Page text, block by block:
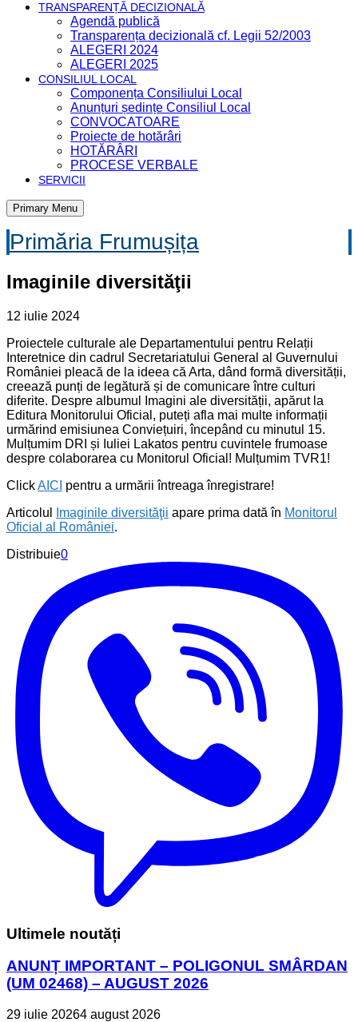
TRANSPARENȚĂ DECIZIONALĂ
Agendă publică
Transparența decizională cf. Legii 52/2003
ALEGERI 2024
ALEGERI 2025
CONSILIUL LOCAL
Componența Consiliului Local
Anunțuri ședințe Consiliul Local
CONVOCATOARE
Proiecte de hotărâri
HOTĂRÂRI
PROCESE VERBALE
SERVICII
Primary Menu
Primăria Frumușița
Imaginile diversităţii
12 iulie 2024
Proiectele culturale ale Departamentului pentru Relații
Interetnice din cadrul Secretariatului General al Guvernului
României pleacă de la ideea că Arta, dând formă diversității,
creează punți de legătură și de comunicare între culturi
diferite. Despre albumul Imagini ale diversității, apărut la
Editura Monitorului Oficial, puteți afla mai multe informații
urmărind emisiunea Conviețuiri, începând cu minutul 15.
Mulțumim DRI și Iuliei Lakatos pentru cuvintele frumoase
despre colaborarea cu Monitorul Oficial! Mulțumim TVR1!
ClickAICI pentru a urmării întreaga înregistrare!
Articolul
Imaginile diversităţii apare prima dată în Monitorul
Oficial al României.
Distribuie0
Ultimele noutăți
ANUNȚ IMPORTANT – POLIGONUL SMÂRDAN
(UM 02468) – AUGUST 2026
29 iulie 20264 august 2026